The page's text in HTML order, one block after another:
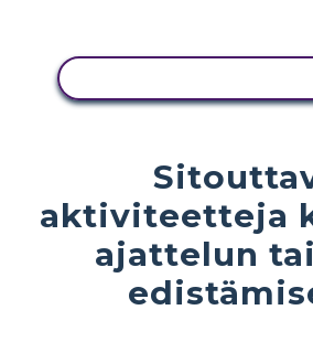
aktiviteetteja
ajattelun